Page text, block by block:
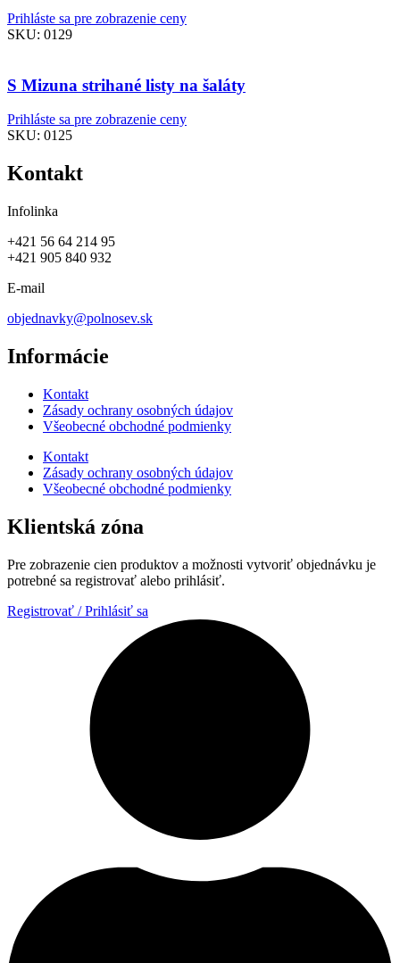
Prihláste sa pre zobrazenie ceny
SKU: 0129
S Mizuna strihané listy na šaláty
Prihláste sa pre zobrazenie ceny
SKU: 0125
Kontakt
Infolinka
+421 56 64 214 95
+421 905 840 932
E-mail
objednavky@polnosev.sk
Informácie
Kontakt
Zásady ochrany osobných údajov
Všeobecné obchodné podmienky
Kontakt
Zásady ochrany osobných údajov
Všeobecné obchodné podmienky
Klientská zóna
Pre zobrazenie cien produktov a možnosti vytvoriť objednávku je
potrebné sa registrovať alebo prihlásiť.
Registrovať / Prihlásiť sa